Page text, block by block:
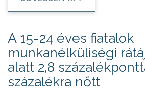
A 15-24 éves fiatalok
munkanélküliségi
alatt 2,8
százalékra nőtt